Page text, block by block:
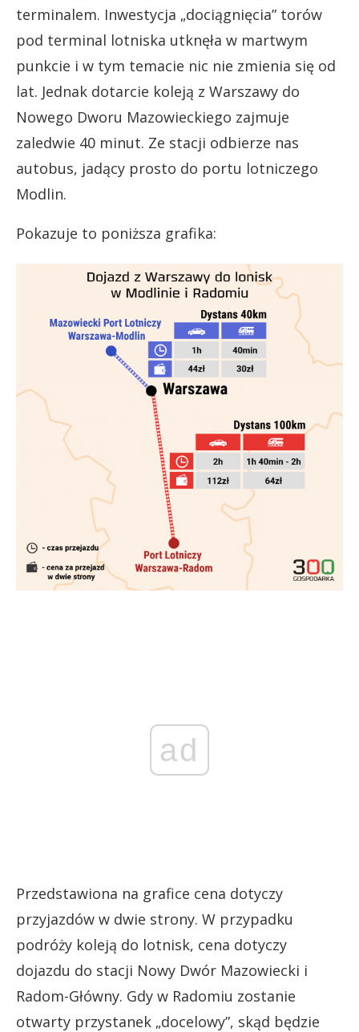
terminalem. Inwestycja „dociągnięcia” torów
pod terminal lotniska utknęła w martwym
punkcie i w tym temacie nic nie zmienia się od
lat. Jednak dotarcie koleją z Warszawy do
Nowego Dworu Mazowieckiego zajmuje
zaledwie 40 minut. Ze stacji odbierze nas
autobus, jadący prosto do portu lotniczego
Modlin.
Pokazuje to poniższa grafika:
ad
Przedstawiona na grafice cena dotyczy
przyjazdów w dwie strony. W przypadku
podróży koleją do lotnisk, cena dotyczy
dojazdu do stacji Nowy Dwór Mazowiecki i
Radom-Główny. Gdy w Radomiu zostanie
otwarty przystanek „docelowy”, skąd będzie